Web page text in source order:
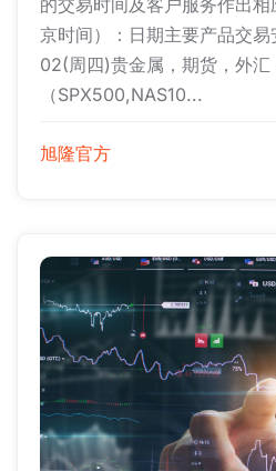
的交易时间及客户服务作出
京时间）：日期主要产品交
02(周四)贵金属，期货，外汇
（SPX500,NAS10...
旭隆官方